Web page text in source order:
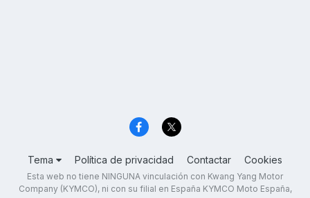
Tema Política de privacidad Contactar Cookies
Esta web no tiene NINGUNA vinculación con Kwang Yang Motor
Company (KYMCO), ni con su filial en España KYMCO Moto España,